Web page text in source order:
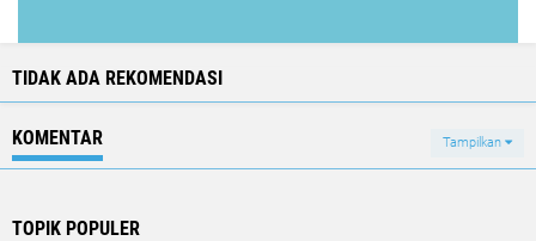
TIDAK ADA REKOMENDASI
KOMENTAR Tampilkan
TOPIK POPULER